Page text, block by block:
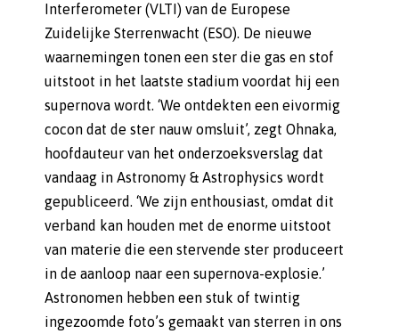
Interferometer (VLTI) van de Europese
Zuidelijke Sterrenwacht (ESO). De nieuwe
waarnemingen tonen een ster die gas en stof
uitstoot in het laatste stadium voordat hij een
supernova wordt. ‘We ontdekten een eivormig
cocon dat de ster nauw omsluit’, zegt Ohnaka,
hoofdauteur van het onderzoeksverslag dat
vandaag in Astronomy & Astrophysics wordt
gepubliceerd. ‘We zijn enthousiast, omdat dit
verband kan houden met de enorme uitstoot
van materie die een stervende ster produceert
in de aanloop naar een supernova-explosie.’
Astronomen hebben een stuk of twintig
ingezoomde foto’s gemaakt van sterren in ons